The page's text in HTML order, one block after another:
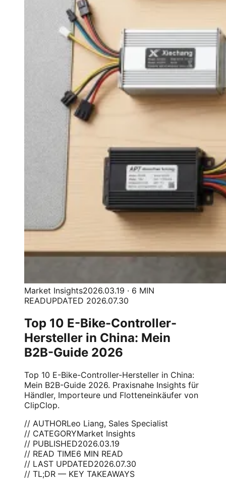
Market Insights2026.03.19 · 6 MIN
READUPDATED 2026.07.30
Top 10 E-Bike-Controller-
Hersteller in China: Mein
B2B-Guide 2026
Top 10 E-Bike-Controller-Hersteller in China:
Mein B2B-Guide 2026. Praxisnahe Insights für
Händler, Importeure und Flotteneinkäufer von
ClipClop.
// AUTHORLeo Liang, Sales Specialist
// CATEGORYMarket Insights
// PUBLISHED2026.03.19
// READ TIME6 MIN READ
// LAST UPDATED2026.07.30
// TL;DR — KEY TAKEAWAYS